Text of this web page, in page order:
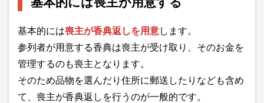
基本的には喪主が香典返しを用意します。
参列者が用意する香典は喪主が受け取り、そのお金を
管理するのも喪主となります。
そのため品物を選んだり住所に郵送したりなども含め
て、喪主が香典返しを行うのが一般的です。